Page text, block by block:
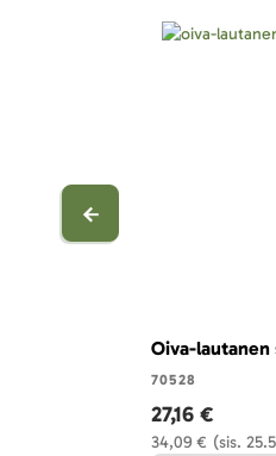
Oiva-lautanen
70528
(sis.
34,09 €
27,16 €